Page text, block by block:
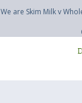
We are Skim Milk v